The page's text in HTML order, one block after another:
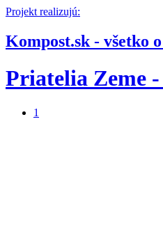
Projekt realizujú:
Kompost.sk - všetko
Priatelia Zeme
1